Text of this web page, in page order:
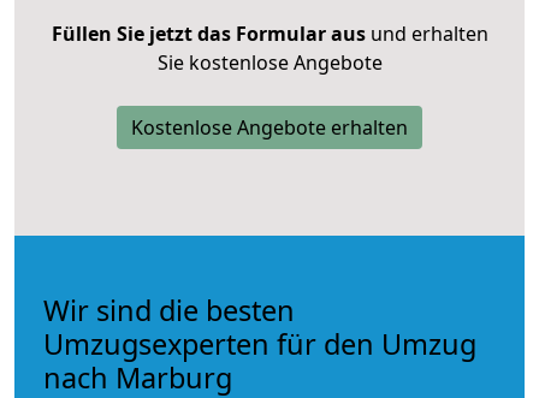
Füllen Sie jetzt das Formular ausund erhalten
Sie kostenlose Angebote
Kostenlose Angebote erhalten
Wir sind die besten
Umzugsexperten für den Umzug
nach Marburg